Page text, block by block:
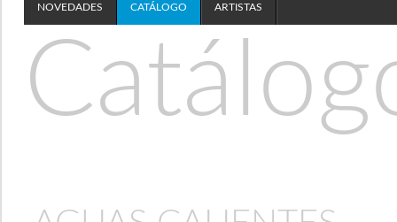
NOVEDADES CATÁLOGO ARTISTAS